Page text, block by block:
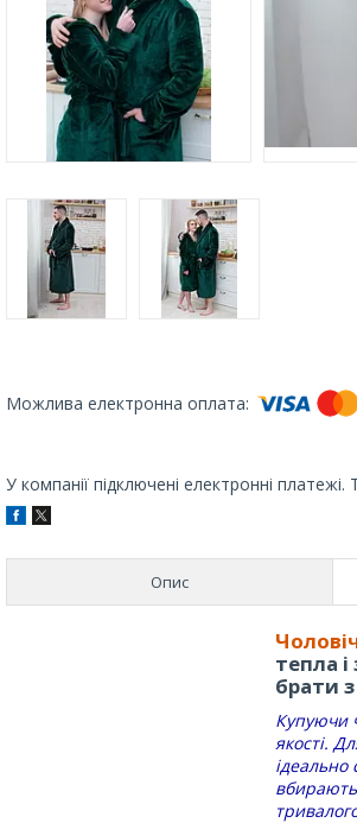
У компанії підключені електронні
Опис
тепла
брати
Купуючи
якості.
ідеально
вбирають